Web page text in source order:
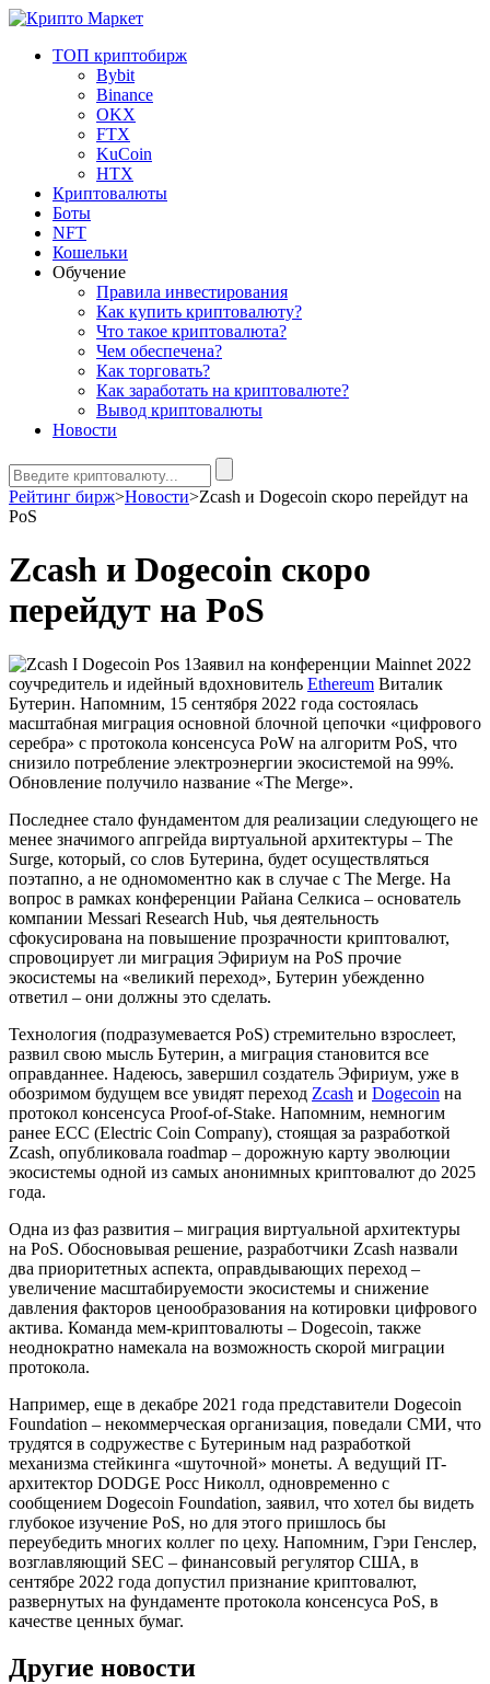
ТОП криптобирж
Bybit
Binance
OKX
FTX
KuCoin
HTX
Криптовалюты
Боты
NFT
Кошельки
Обучение
Правила инвестирования
Как купить криптовалюту?
Что такое криптовалюта?
Чем обеспечена?
Как торговать?
Как заработать на криптовалюте?
Вывод криптовалюты
Новости
Рейтинг бирж>Новости>Zcash и Dogecoin скоро перейдут на
PoS
Zcash и Dogecoin скоро
перейдут на PoS
Заявил на конференции Mainnet 2022
соучредитель и идейный вдохновитель Ethereum Виталик
Бутерин. Напомним, 15 сентября 2022 года состоялась
масштабная миграция основной блочной цепочки «цифрового
серебра» с протокола консенсуса PoW на алгоритм PoS, что
снизило потребление электроэнергии экосистемой на 99%.
Обновление получило название «The Merge».
Последнее стало фундаментом для реализации следующего не
менее значимого апгрейда виртуальной архитектуры – The
Surge, который, со слов Бутерина, будет осуществляться
поэтапно, а не одномоментно как в случае с The Merge. На
вопрос в рамках конференции Райана Селкиса – основатель
компании Messari Research Hub, чья деятельность
сфокусирована на повышение прозрачности криптовалют,
спровоцирует ли миграция Эфириум на PoS прочие
экосистемы на «великий переход», Бутерин убежденно
ответил – они должны это сделать.
Технология (подразумевается PoS) стремительно взрослеет,
развил свою мысль Бутерин, а миграция становится все
оправданнее. Надеюсь, завершил создатель Эфириум, уже в
обозримом будущем все увидят переход Zcash и Dogecoin на
протокол консенсуса Proof-of-Stake. Напомним, немногим
ранее ЕСС (Electric Coin Company), стоящая за разработкой
Zcash, опубликовала roadmap – дорожную карту эволюции
экосистемы одной из самых анонимных криптовалют до 2025
года.
Одна из фаз развития – миграция виртуальной архитектуры
на PoS. Обосновывая решение, разработчики Zcash назвали
два приоритетных аспекта, оправдывающих переход –
увеличение масштабируемости экосистемы и снижение
давления факторов ценообразования на котировки цифрового
актива. Команда мем-криптовалюты – Dogecoin, также
неоднократно намекала на возможность скорой миграции
протокола.
Например, еще в декабре 2021 года представители Dogecoin
Foundation – некоммерческая организация, поведали СМИ, что
трудятся в содружестве с Бутериным над разработкой
механизма стейкинга «шуточной» монеты. А ведущий IT-
архитектор DODGE Росс Николл, одновременно с
сообщением Dogecoin Foundation, заявил, что хотел бы видеть
глубокое изучение PoS, но для этого пришлось бы
переубедить многих коллег по цеху. Напомним, Гэри Генслер,
возглавляющий SEC – финансовый регулятор США, в
сентябре 2022 года допустил признание криптовалют,
развернутых на фундаменте протокола консенсуса PoS, в
качестве ценных бумаг.
Другие новости